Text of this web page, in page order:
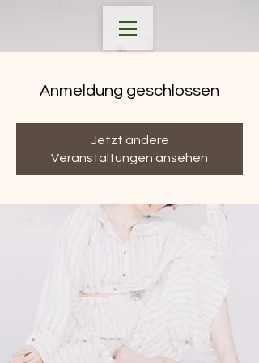
Anmeldung geschlossen
Jetzt andere
Veranstaltungen ansehen